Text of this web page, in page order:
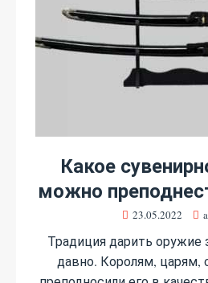
Какое
можно
23.05.2022
Традиция дарить оружие
давно. Королям, царям,